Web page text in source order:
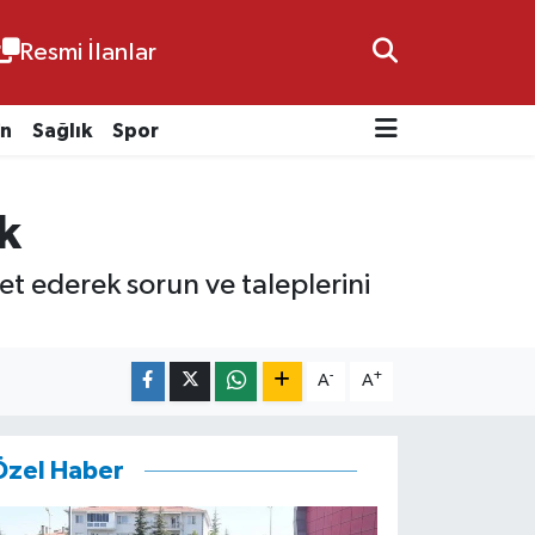
Resmi İlanlar
Sağlık Spor
ederek sorun ve taleplerini
A- A+
Haber